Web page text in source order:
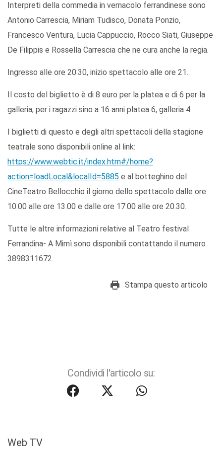
Interpreti della commedia in vernacolo ferrandinese sono
Antonio Carrescia, Miriam Tudisco, Donata Ponzio,
Francesco Ventura, Lucia Cappuccio, Rocco Siati, Giuseppe
De Filippis e Rossella Carrescia che ne cura anche la regia.
Ingresso alle ore 20.30, inizio spettacolo alle ore 21.
Il costo del biglietto è di 8 euro per la platea e di 6 per la
galleria, per i ragazzi sino a 16 anni platea 6, galleria 4.
I biglietti di questo e degli altri spettacoli della stagione
teatrale sono disponibili online al link:
https://www.webtic.it/index.htm#/home?
action=loadLocal&localId=5885 e al botteghino del
CineTeatro Bellocchio il giorno dello spettacolo dalle ore
10.00 alle ore 13.00 e dalle ore 17.00 alle ore 20.30.
Tutte le altre informazioni relative al Teatro festival
Ferrandina- A Mimì sono disponibili contattando il numero
3898311672.
Stampa questo articolo
Condividi l'articolo su:
Web TV